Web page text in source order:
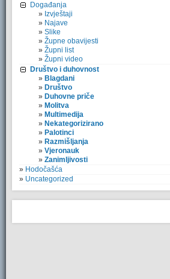
Događanja
Izvještaji
Najave
Slike
Župne obavijesti
Župni list
Župni video
Društvo i duhovnost
Blagdani
Društvo
Duhovne priče
Molitva
Multimedija
Nekategorizirano
Palotinci
Razmišljanja
Vjeronauk
Zanimljivosti
Hodočašća
Uncategorized